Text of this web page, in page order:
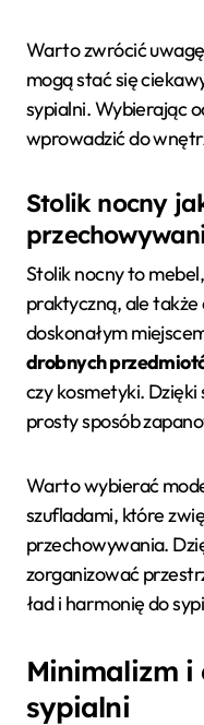
Warto zwrócić
mogą stać się
sypialni. Wybierając
wprowadzić do
Stolik nocny
Stolik nocny to
praktyczną, ale
doskonałym
drobnych
czy kosmetyki.
prosty sposób
Warto wybierać
szufladami, które
przechowywania.
zorganizować
ład i harmonię do
Minimalizm i
sypialni